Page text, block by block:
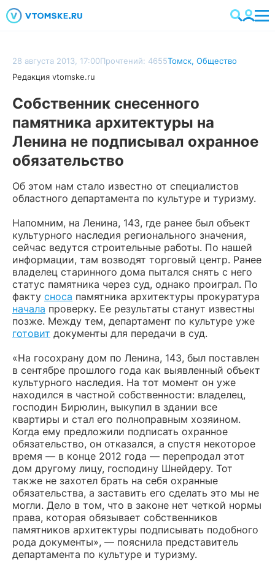
28 августа 2013, 17:00Прочтений: 4655Томск, Общество
Редакция vtomske.ru
Собственник снесенного
памятника архитектуры на
Ленина не подписывал охранное
обязательство
Об этом нам стало известно от специалистов
областного департамента по культуре и туризму.
Напомним, на Ленина, 143, где ранее был объект
культурного наследия регионального значения,
сейчас ведутся строительные работы. По нашей
информации, там возводят торговый центр. Ранее
владелец старинного дома пытался снять с него
статус памятника через суд, однако проиграл. По
факту сноса памятника архитектуры прокуратура
начала проверку. Ее результаты станут известны
позже. Между тем, департамент по культуре уже
готовит документы для передачи в суд.
«На госохрану дом по Ленина, 143, был поставлен
в сентябре прошлого года как выявленный объект
культурного наследия. На тот момент он уже
находился в частной собственности: владелец,
господин Бирюлин, выкупил в здании все
квартиры и стал его полноправным хозяином.
Когда ему предложили подписать охранное
обязательство, он отказался, а спустя некоторое
время — в конце 2012 года — перепродал этот
дом другому лицу, господину Шнейдеру. Тот
также не захотел брать на себя охранные
обязательства, а заставить его сделать это мы не
могли. Дело в том, что в законе нет четкой нормы
права, которая обязывает собственников
памятников архитектуры подписывать подобного
рода документы», — пояснила представитель
департамента по культуре и туризму.